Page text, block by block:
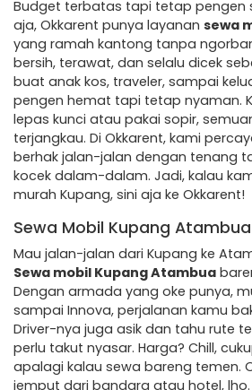
Budget terbatas tapi tetap pengen
aja, Okkarent punya layanan sewa
yang ramah kantong tanpa
bersih, terawat, dan selalu dicek
buat anak kos, traveler, sampai
pengen hemat tapi tetap nyaman.
lepas kunci atau pakai sopir,
terjangkau. Di Okkarent, kami
berhak jalan-jalan dengan tenang
kocek dalam-dalam. Jadi, kalau
murah Kupang, sini aja ke Okkarent!
Sewa Mobil Kupang Atambua
Mau jalan-jalan dari Kupang ke
Sewa mobil Kupang Atambua
Dengan armada yang oke punya,
sampai Innova, perjalanan kamu
Driver-nya juga asik dan tahu rute
perlu takut nyasar. Harga? Chill,
apalagi kalau sewa bareng temen.
jemput dari bandara atau hotel,